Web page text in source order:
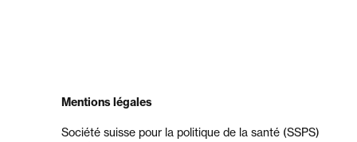
Mentions légales
Société suisse pour la politique de la santé (SSPS)